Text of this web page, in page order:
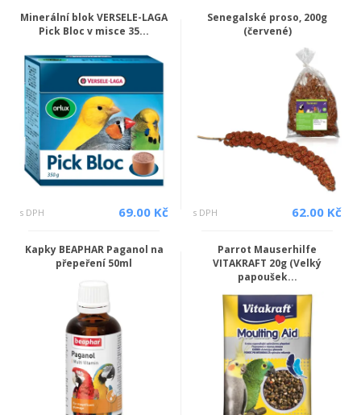
Minerální blok VERSELE-LAGA
Pick Bloc v misce 35...
s DPH 69.00 Kč
Senegalské proso, 200g
(červené)
s DPH 62.00 Kč
Kapky BEAPHAR Paganol na
přepeření 50ml
Parrot Mauserhilfe
VITAKRAFT 20g (Velký
papoušek...